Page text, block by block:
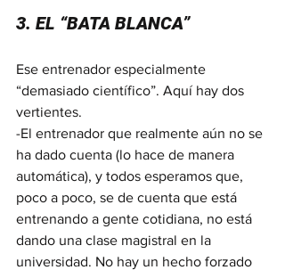
3. EL “BATA BLANCA”
Ese entrenador especialmente
“demasiado científico”. Aquí hay dos
vertientes.
-El entrenador que realmente aún no se
ha dado cuenta (lo hace de manera
automática), y todos esperamos que,
poco a poco, se de cuenta que está
entrenando a gente cotidiana, no está
dando una clase magistral en la
universidad. No hay un hecho forzado